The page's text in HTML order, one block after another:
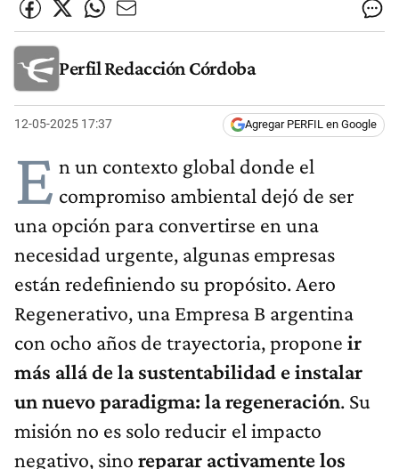
Perfil Redacción Córdoba
12-05-2025 17:37 Agregar PERFIL en Google
E n un contexto global donde el
compromiso ambiental dejó de ser
una opción para convertirse en una
necesidad urgente, algunas empresas
están redefiniendo su propósito. Aero
Regenerativo, una Empresa B argentina
con ocho años de trayectoria, propone ir
más allá de la sustentabilidad e instalar
un nuevo paradigma: la regeneración. Su
misión no es solo reducir el impacto
negativo, sino reparar activamente los